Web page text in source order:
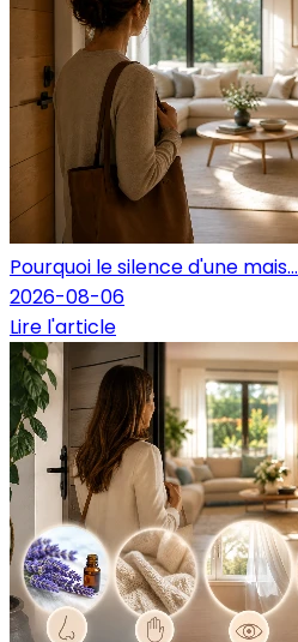
Pourquoi le silence d'une mais...
2026-08-06
Lire l'article